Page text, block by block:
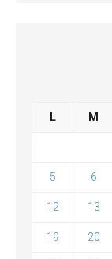
L M
5 6
12 13
19 20